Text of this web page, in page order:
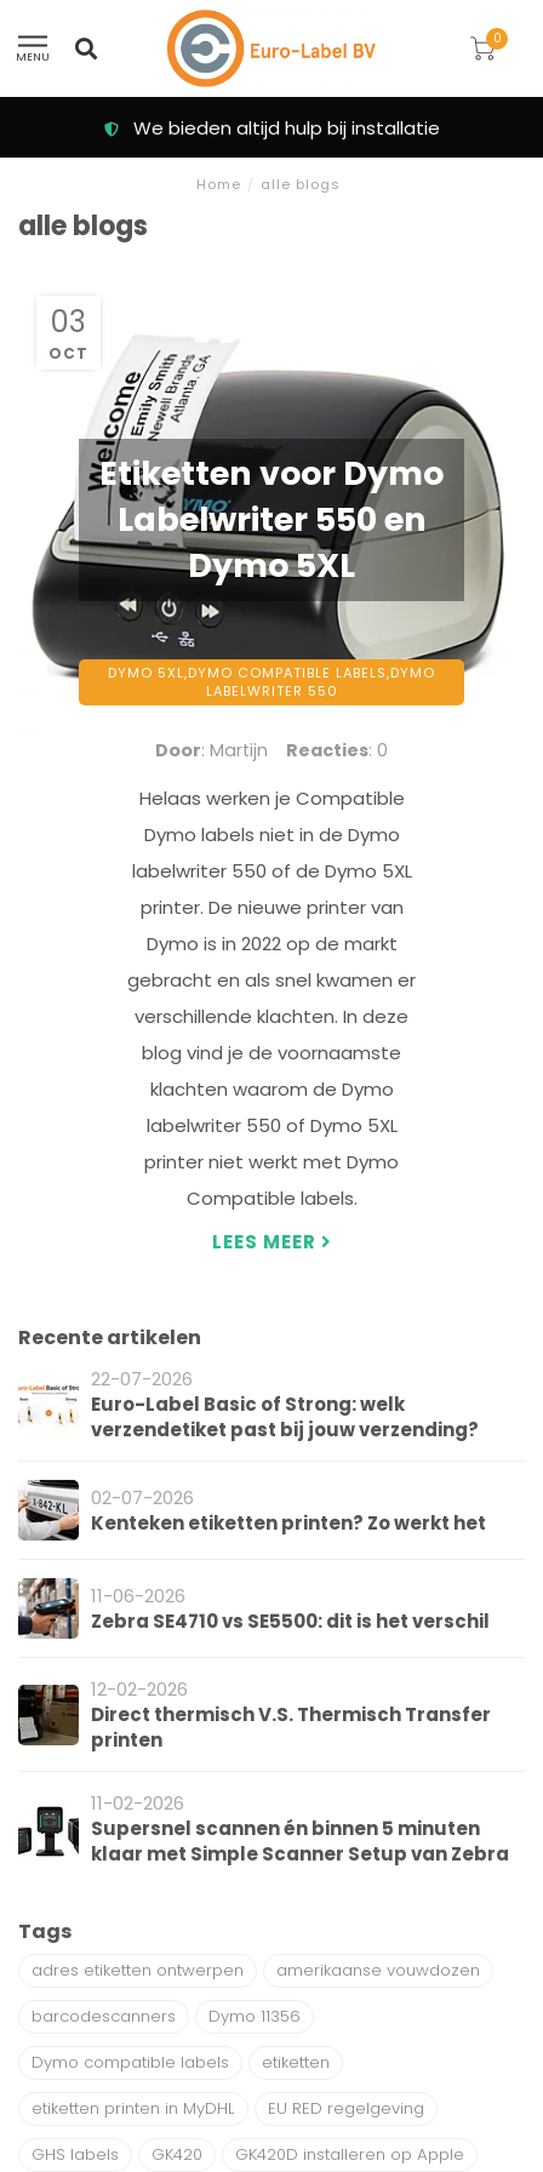
MENU
0
We bieden altijd hulp bij installatie
Home / alle blogs
alle blogs
03
OCT
Etiketten voor Dymo
Labelwriter 550 en
Dymo 5XL
DYMO 5XL,DYMO COMPATIBLE LABELS,DYMO
LABELWRITER 550
Door: Martijn Reacties: 0
Helaas werken je Compatible
Dymo labels niet in de Dymo
labelwriter 550 of de Dymo 5XL
printer. De nieuwe printer van
Dymo is in 2022 op de markt
gebracht en als snel kwamen er
verschillende klachten. In deze
blog vind je de voornaamste
klachten waarom de Dymo
labelwriter 550 of Dymo 5XL
printer niet werkt met Dymo
Compatible labels.
LEES MEER
Recente artikelen
22-07-2026
Euro-Label Basic of Strong: welk
verzendetiket past bij jouw verzending?
02-07-2026
Kenteken etiketten printen? Zo werkt het
11-06-2026
Zebra SE4710 vs SE5500: dit is het verschil
12-02-2026
Direct thermisch V.S. Thermisch Transfer
printen
11-02-2026
Supersnel scannen én binnen 5 minuten
klaar met Simple Scanner Setup van Zebra
Tags
adres etiketten ontwerpen
amerikaanse vouwdozen
barcodescanners
Dymo 11356
Dymo compatible labels
etiketten
etiketten printen in MyDHL
EU RED regelgeving
GHS labels
GK420 GK420D installeren op Apple